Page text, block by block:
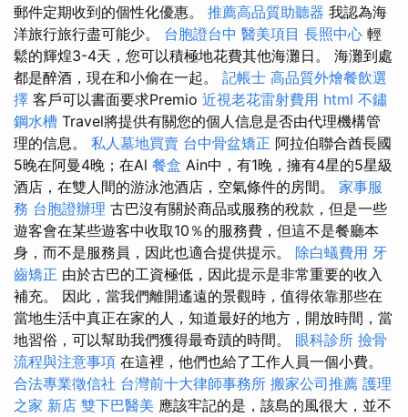
郵件定期收到的個性化優惠。 推薦高品質助聽器 我認為海
洋旅行旅行盡可能少。 台胞證台中 醫美項目 長照中心 輕
鬆的輝煌3-4天，您可以積極地花費其他海灘日。 海灘到處
都是醉酒，現在和小偷在一起。 記帳士 高品質外燴餐飲選
擇 客戶可以書面要求Premio 近視老花雷射費用 html 不鏽
鋼水槽 Travel將提供有關您的個人信息是否由代理機構管
理的信息。 私人墓地買賣 台中骨盆矯正 阿拉伯聯合酋長國
5晚在阿曼4晚；在Al 餐盒 Ain中，有1晚，擁有4星的5星級
酒店，在雙人間的游泳池酒店，空氣條件的房間。 家事服
務 台胞證辦理 古巴沒有關於商品或服務的稅款，但是一些
遊客會在某些遊客中收取10％的服務費，但這不是餐廳本
身，而不是服務員，因此也適合提供提示。 除白蟻費用 牙
齒矯正 由於古巴的工資極低，因此提示是非常重要的收入
補充。 因此，當我們離開遙遠的景觀時，值得依靠那些在
當地生活中真正在家的人，知道最好的地方，開放時間，當
地習俗，可以幫助我們獲得最奇蹟的時間。 眼科診所 撿骨
流程與注意事項 在這裡，他們也給了工作人員一個小費。
合法專業徵信社 台灣前十大律師事務所 搬家公司推薦 護理
之家 新店 雙下巴醫美 應該牢記的是，該島的風很大，並不